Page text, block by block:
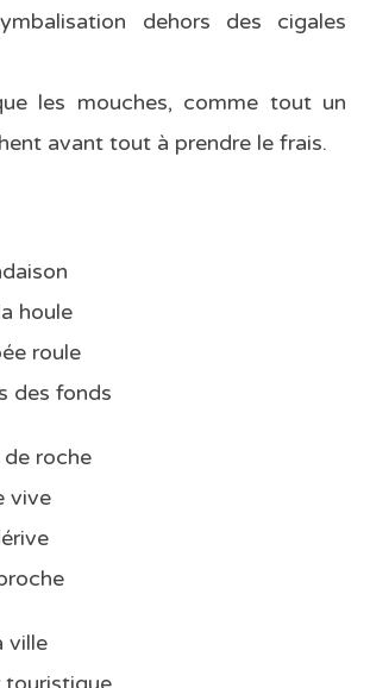
dehors des cigales
les mouches, comme tout un
avant tout à prendre le frais.
houle
roule
des fonds
de roche
vive
ville